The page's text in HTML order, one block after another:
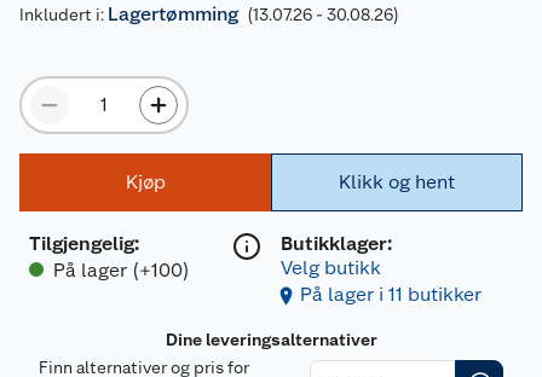
Inkludert i: Lagertømming (13.07.26 - 30.08.26)
Kjøp
Tilgjengelig:
På lager (+100)
Klikk og hent
Butikklager:
Velg butikk
På lager i 11 butikker
Dine leveringsalternativer
Finn alternativer og pris for